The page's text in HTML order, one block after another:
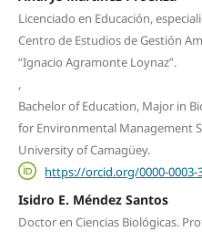
Licenciado en Educación,
Centro de Estudios de Gestión
“Ignacio Agramonte Loynaz”.
,
Bachelor of Education, Major in
for Environmental Management
University of Camagüey.
https://orcid.org/0000-0003-
Isidro E. Méndez Santos
Doctor en Ciencias Biológicas.